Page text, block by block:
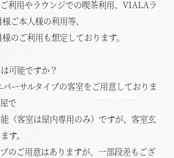
利用やラウンジでの喫茶利用、VIALAラ
ご本人様の利用等、
のご利用も想定しております。
可能ですか？
ーサルタイプの客室をご用意しておりま
で
（客室は屋内専用のみ）ですが、客室玄
す。
のご用意はありますが、一部段差もござ